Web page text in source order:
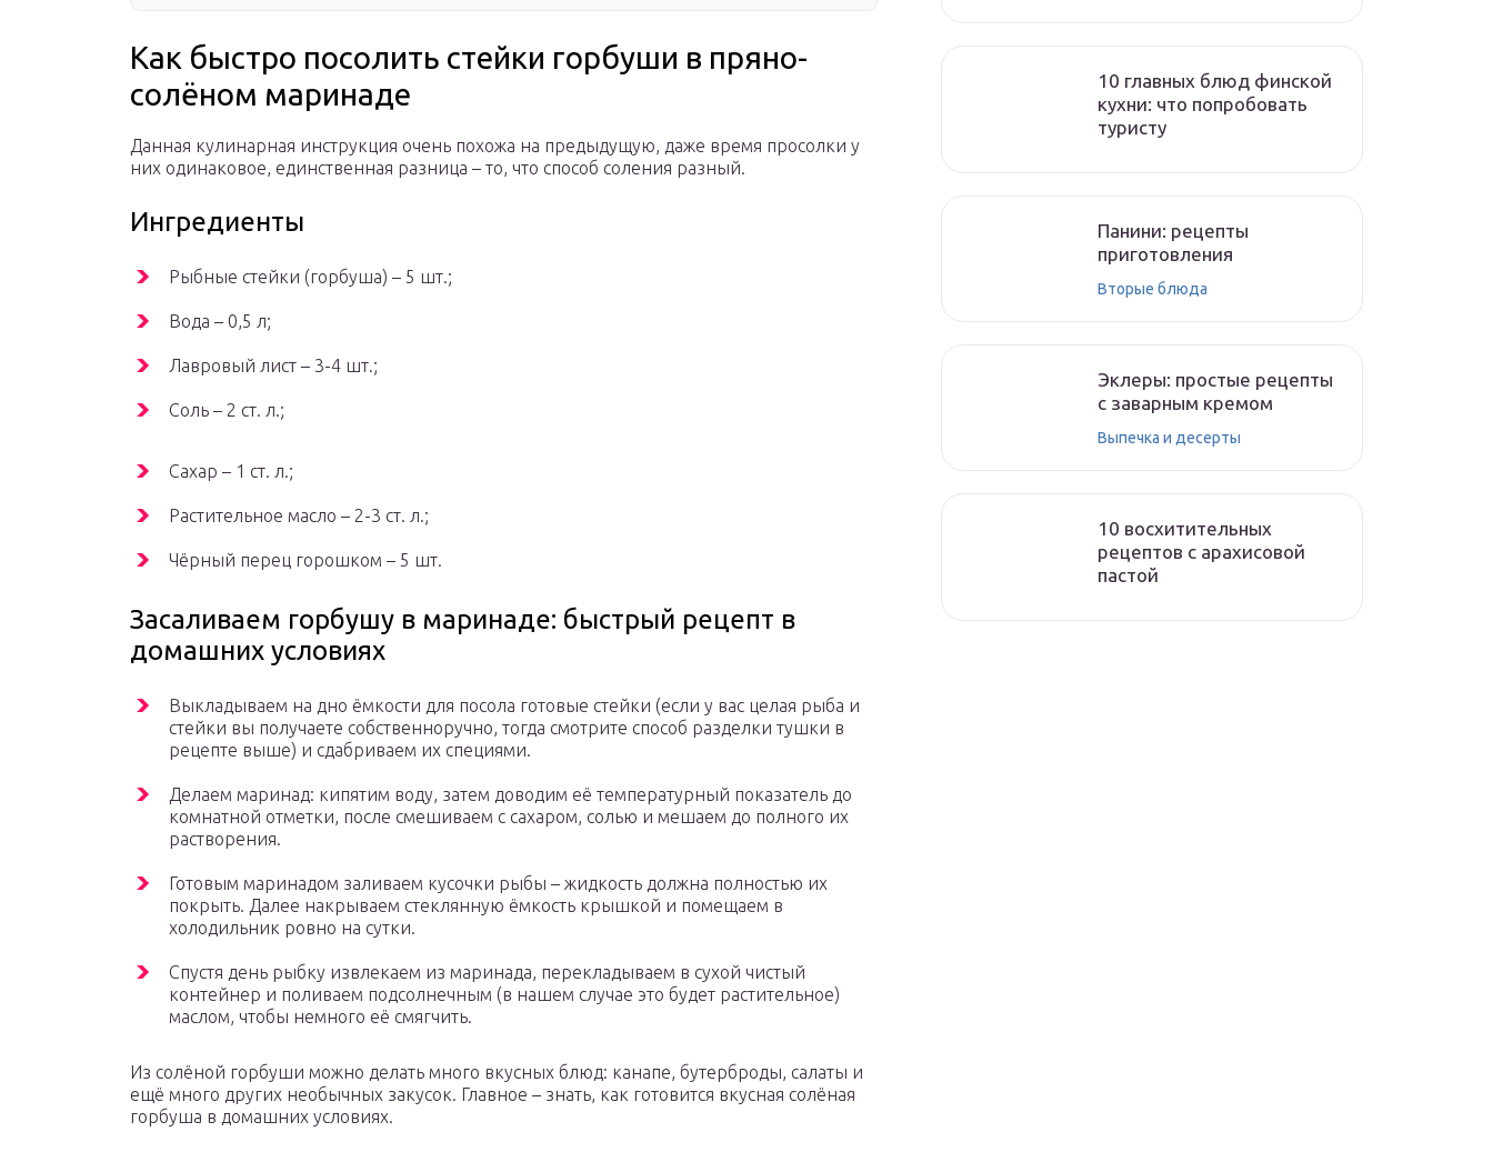
Как быстро посолить стейки горбуши в пряно-
солёном маринаде
Данная кулинарная инструкция очень похожа на предыдущую, даже время просолки у
них одинаковое, единственная разница – то, что способ соления разный.
Ингредиенты
Рыбные стейки (горбуша) – 5 шт.;
Вода – 0,5 л;
Лавровый лист – 3-4 шт.;
Соль – 2 ст. л.;
Сахар – 1 ст. л.;
Растительное масло – 2-3 ст. л.;
Чёрный перец горошком – 5 шт.
Засаливаем горбушу в маринаде: быстрый рецепт в
домашних условиях
Выкладываем на дно ёмкости для посола готовые стейки (если у вас целая рыба и
стейки вы получаете собственноручно, тогда смотрите способ разделки тушки в
рецепте выше) и сдабриваем их специями.
Делаем маринад: кипятим воду, затем доводим её температурный показатель до
комнатной отметки, после смешиваем с сахаром, солью и мешаем до полного их
растворения.
Готовым маринадом заливаем кусочки рыбы – жидкость должна полностью их
покрыть. Далее накрываем стеклянную ёмкость крышкой и помещаем в
холодильник ровно на сутки.
Спустя день рыбку извлекаем из маринада, перекладываем в сухой чистый
контейнер и поливаем подсолнечным (в нашем случае это будет растительное)
маслом, чтобы немного её смягчить.
Из солёной горбуши можно делать много вкусных блюд: канапе, бутерброды, салаты и
ещё много других необычных закусок. Главное – знать, как готовится вкусная солёная
горбуша в домашних условиях.
10 главных блюд финской
кухни: что попробовать
туристу
Панини: рецепты
приготовления
Вторые блюда
Эклеры: простые рецепты
с заварным кремом
Выпечка и десерты
10 восхитительных
рецептов с арахисовой
пастой